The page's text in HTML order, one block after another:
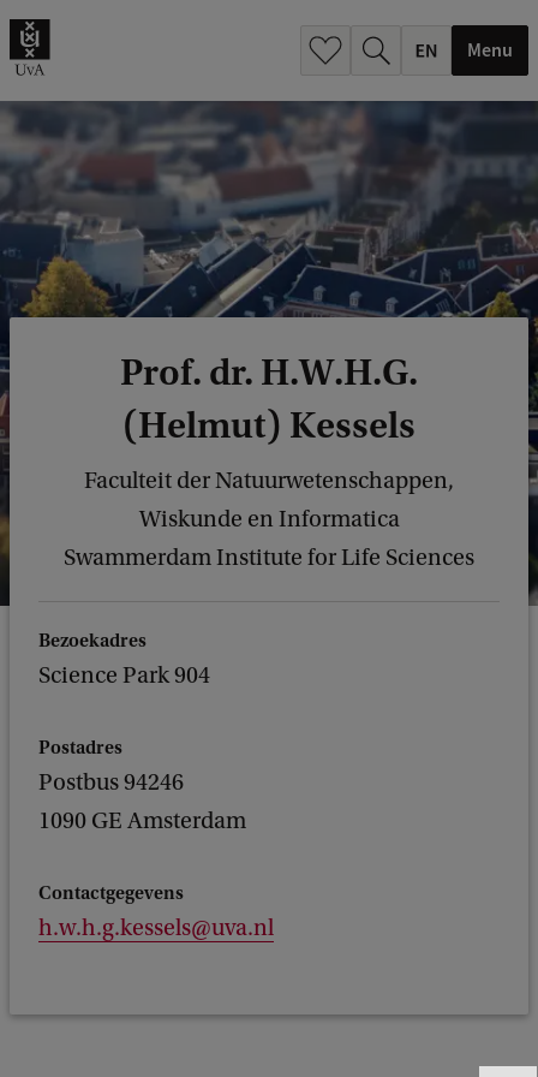
Menu
Prof. dr. H.W.H.G.
(Helmut) Kessels
Faculteit der Natuurwetenschappen,
Wiskunde en Informatica
Swammerdam Institute for Life Sciences
Bezoekadres
Science Park 904
Postadres
Postbus 94246
1090 GE Amsterdam
Contactgegevens
h.w.h.g.kessels@uva.nl